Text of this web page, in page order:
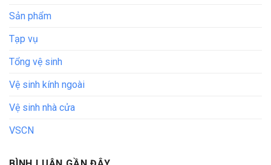
Sản phẩm
Tạp vụ
Tổng vệ sinh
Vệ sinh kính ngoài
Vệ sinh nhà cửa
VSCN